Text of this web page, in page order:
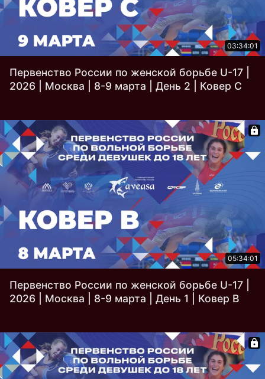
03:34:01
Первенство России по женской борьбе U-17 |
2026 | Москва | 8-9 марта | День 2 | Ковер C
05:34:01
Первенство России по женской борьбе U-17 |
2026 | Москва | 8-9 марта | День 1 | Ковер B